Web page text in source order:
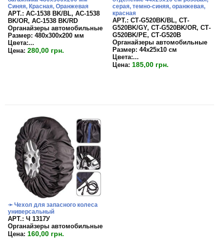
Синяя, Красная, Оранжевая
APT.: АС-1538 BK/BL, АС-1538
BK/OR, АС-1538 BK/RD
Органайзеры автомобильные
Размер: 480х300х200 мм
Цвета:...
Цена: 280,00 грн.
серая, темно-синяя, оранжевая,
красная
APT.: СТ-G520BK/BL, СТ-
G520BK/GY, СТ-G520BK/OR, СТ-
G520BK/PE, СТ-G520B
Органайзеры автомобильные
Размер: 44х25х10 см
Цвета:...
Цена: 185,00 грн.
➛ Чехол для запасного колеса
универсальный
APT.: Ч 1317У
Органайзеры автомобильные
Цена: 160,00 грн.